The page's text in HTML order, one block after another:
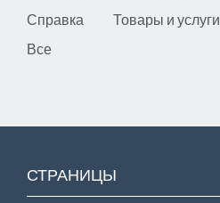
Справка
Товары и услуги
Все
СТРАНИЦЫ